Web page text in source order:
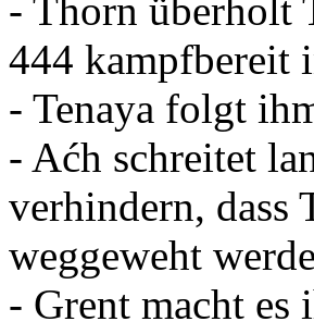
- Thorn überholt
444 kampfbereit
- Tenaya folgt
- Aćh schreitet
verhindern, dass
weggeweht
- Grent macht es